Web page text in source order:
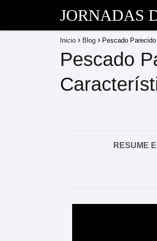
JORNADAS
Inicio Blog Pescado
Pescado
RESUME